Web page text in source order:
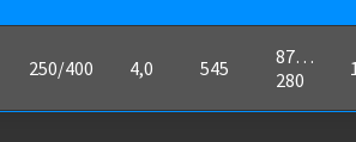
250/400 4,0 545
87…
280